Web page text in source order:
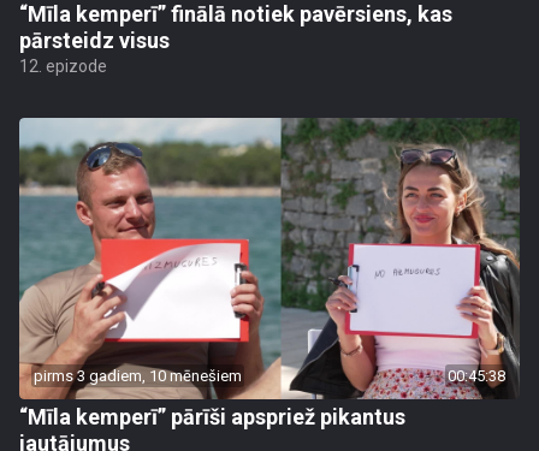
“Mīla kemperī” finālā notiek pavērsiens, kas
pārsteidz visus
12. epizode
pirms 3 gadiem, 10 mēnešiem 00:45:38
“Mīla kemperī” pārīši apspriež pikantus
jautājumus